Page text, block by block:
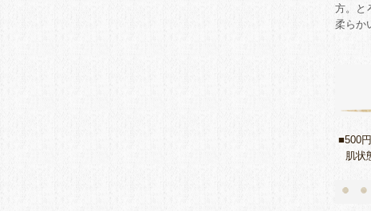
方。と
柔らか
■500
肌状